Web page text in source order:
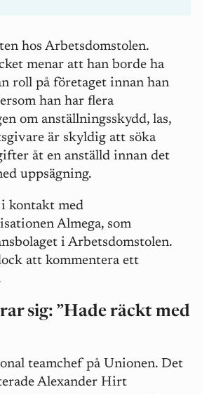
hos Arbetsdomstolen.
menar att han borde ha
roll på företaget innan han
han har flera
om anställningsskydd, las,
är skyldig att söka
åt en anställd innan det
uppsägning.
kontakt med
Almega, som
i Arbetsdomstolen.
att kommentera ett
sig: ”Hade räckt med
teamchef på Unionen. Det
Alexander Hirt